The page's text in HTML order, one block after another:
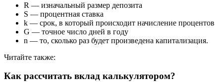
R — изначальный размер депозита
S — процентная ставка
k — срок, в который происходит начисление процентов
G — точное число дней в году
n — то, сколько раз будет произведена капитализация.
Читайте также:
Как рассчитать вклад калькулятором?